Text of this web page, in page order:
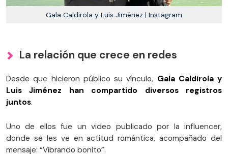
Gala Caldirola y Luis Jiménez | Instagram
La relación que crece en redes
Desde que hicieron público su vínculo, Gala Caldirola y
Luis Jiménez han compartido diversos registros
juntos.
Uno de ellos fue un video publicado por la influencer,
donde se les ve en actitud romántica, acompañado del
mensaje: “Vibrando bonito”.